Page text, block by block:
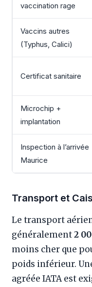
vaccination rage
Vaccins autres
(Typhus, Calici)
Certificat sanitaire
Microchip +
implantation
Inspection à l’arrivée
Maurice
Transport et
Le transport
généralement2
moins cher que
poids inférieur.
agréée IATA est